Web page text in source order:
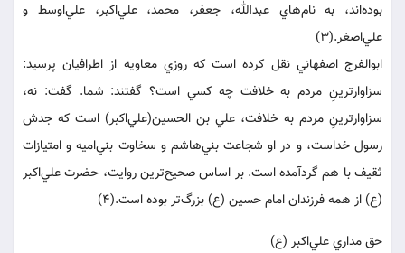
بوده‌اند، به نام‌هاي عبدالله، جعفر، محمد، علي‌اكبر، علي‌اوسط و
علي‌اصغر.(3)
ابوالفرج اصفهاني نقل كرده است كه روزي معاويه از اطرافيان پرسيد:
سزاوارترينِ مردم به خلافت چه كسي است؟ گفتند: شما. گفت: نه،
سزاوارترينِ مردم به خلافت، علي بن الحسين(علي‌اكبر) است كه جدش
رسول خداست، و در او شجاعت بني‌هاشم و سخاوت بني‌اميه و امتيازات
ثقيف با هم گردآمده است. بر اساس صحيح‌ترين روايت، حضرت علي‌اكبر
(ع) از همه فرزندان امام حسين (ع) بزرگ‌تر بوده است.(4)
حق مداري علي‌اكبر (ع)